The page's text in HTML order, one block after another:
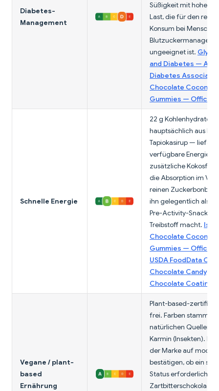
Diabetes-
Management
Süßigkeit mit hoher
Last, die für den
Konsum bei
ungeeignet ist.
and Diabetes —
Diabetes
Chocolate Coconut
Gummies — Official
Schnelle Energie
22 g Kohlenhydrate —
hauptsächlich aus
Tapiokasirup — liefern
verfügbare Energie.
zusätzliche Kokosfett
die Absorption im
reinen
ihn gelegentlich als
Pre-Activity-Snack
Treibstoff macht.
Chocolate Coconut
Gummies — Official
USDA FoodData
Chocolate Candy,
Chocolate Coating
Vegane / plant-
based
Ernährung
Plant-based-
frei. Farben stammen
natürlichen Quellen,
Karmin (Insekten).
der Marke auf
bestätigen, ob ein
Status erforderlich